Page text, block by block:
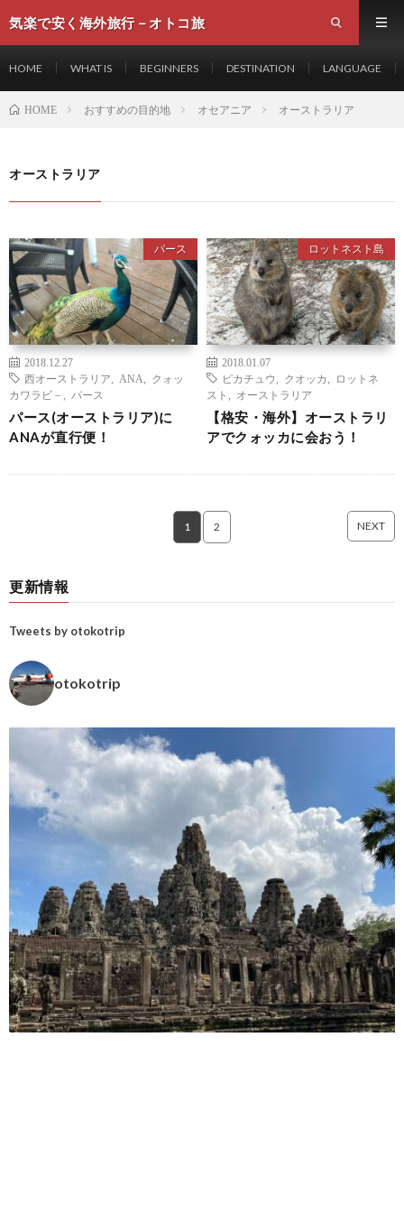
気楽で安く海外旅行－オトコ旅
HOME WHAT IS BEGINNERS DESTINATION LANGUAGE
HOME おすすめの目的地 オセアニア オーストラリア
オーストラリア
パース
2018.12.27
西オーストラリア
ANA
クォッ
カワラビ－
パース
パース(オーストラリア)に
ANAが直行便！
ロットネスト島
2018.01.07
ピカチュウ
クオッカ
ロットネ
スト
オーストラリア
【格安・海外】オーストラリ
アでクォッカに会おう！
1 2 NEXT
更新情報
Tweets by otokotrip
otokotrip